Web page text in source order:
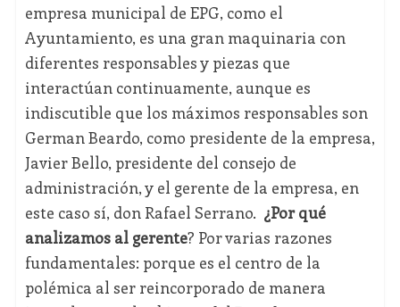
empresa municipal de EPG, como el
Ayuntamiento, es una gran maquinaria con
diferentes responsables y piezas que
interactúan continuamente, aunque es
indiscutible que los máximos responsables son
German Beardo, como presidente de la empresa,
Javier Bello, presidente del consejo de
administración, y el gerente de la empresa, en
este caso sí, don Rafael Serrano. ¿Por qué
analizamos al gerente? Por varias razones
fundamentales: porque es el centro de la
polémica al ser reincorporado de manera